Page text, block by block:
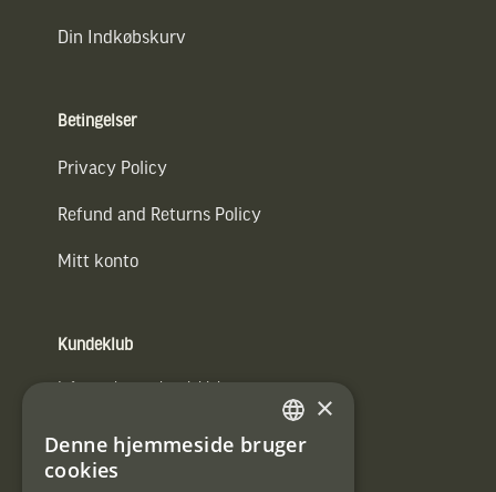
Din Indkøbskurv
Betingelser
Privacy Policy
Refund and Returns Policy
Mitt konto
Kundeklub
E-
SWEDISH
×
Denne hjemmeside bruger
cookies